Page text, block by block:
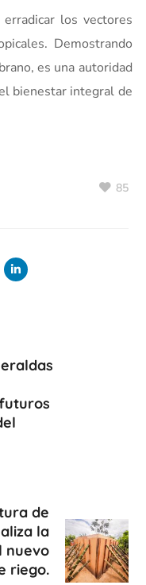
los vectores
Demostrando
es una autoridad
bienestar integral de
85
de
la
nuevo
riego.